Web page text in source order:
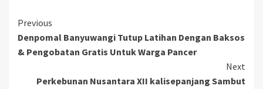
Previous
Denpomal Banyuwangi Tutup Latihan Dengan Baksos
& Pengobatan Gratis Untuk Warga Pancer
Next
Perkebunan Nusantara XII kalisepanjang Sambut